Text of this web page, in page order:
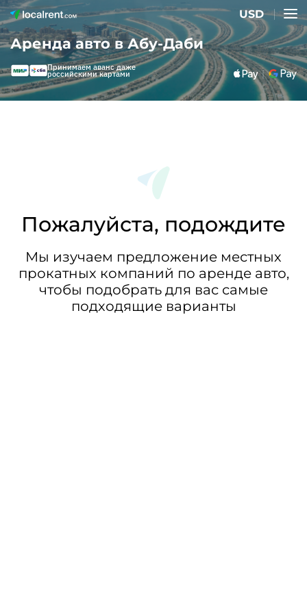
USD
Аренда авто в Абу-Даби
Принимаем аванс даже
российскими картами
Пожалуйста, подождите
Мы изучаем предложение местных
прокатных компаний по аренде авто,
чтобы подобрать для вас самые
подходящие варианты